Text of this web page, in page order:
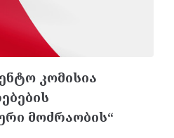
კომისია
მოძრაობის“